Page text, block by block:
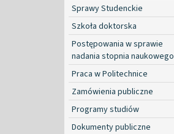
Sprawy Studenckie
Szkoła doktorska
Postępowania w sprawie
nadania stopnia naukowego
Praca w Politechnice
Zamówienia publiczne
Programy studiów
Dokumenty publiczne